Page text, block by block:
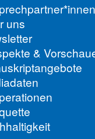
uns
&